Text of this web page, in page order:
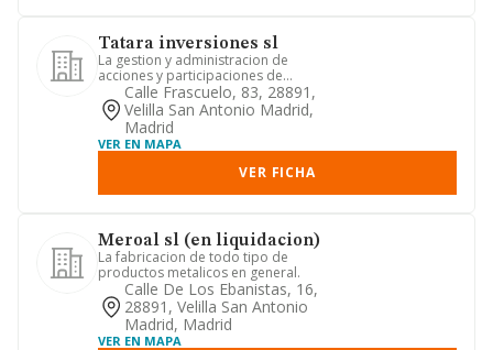
Tatara inversiones sl
La gestion y administracion de
acciones y participaciones de
entidades mercantiles
Calle Frascuelo, 83, 28891,
Velilla San Antonio Madrid,
Madrid
VER EN MAPA
VER FICHA
Meroal sl (en liquidacion)
La fabricacion de todo tipo de
productos metalicos en general.
Calle De Los Ebanistas, 16,
28891, Velilla San Antonio
Madrid, Madrid
VER EN MAPA